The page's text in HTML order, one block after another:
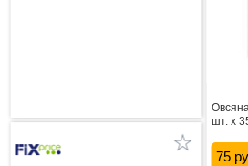
шт. х
75